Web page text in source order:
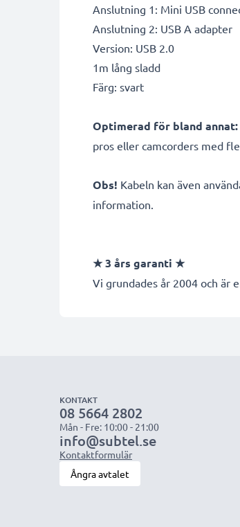
Anslutning 1: Mini USB
Anslutning 2: USB A adapter
Version: USB 2.0
1m lång sladd
Färg: svart
Optimerad för bland annat:
pros eller camcorders med
Obs! Kabeln kan även
information.
★3 års garanti ★
Vi grundades år 2004 och är
KONTAKT
08 5664 2802
Mån - Fre: 10:00 - 21:00
info@subtel.se
Kontaktformulär
Ångra avtalet